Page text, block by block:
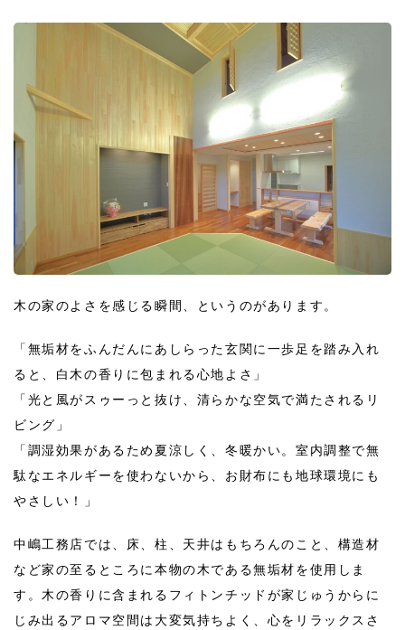
木の家のよさを感じる瞬間、というのがあります。
「無垢材をふんだんにあしらった玄関に一歩足を踏み入れ
ると、白木の香りに包まれる心地よさ」
「光と風がスゥーっと抜け、清らかな空気で満たされるリ
ビング」
「調湿効果があるため夏涼しく、冬暖かい。室内調整で無
駄なエネルギーを使わないから、お財布にも地球環境にも
やさしい！」
中嶋工務店では、床、柱、天井はもちろんのこと、構造材
など家の至るところに本物の木である無垢材を使用しま
す。木の香りに含まれるフィトンチッドが家じゅうからに
じみ出るアロマ空間は大変気持ちよく、心をリラックスさ